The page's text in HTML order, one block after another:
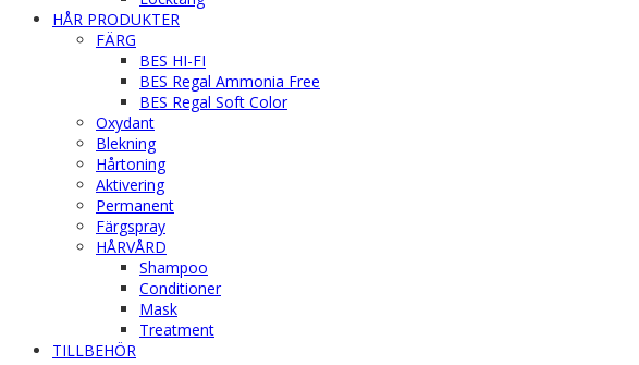
HÅR PRODUKTER
FÄRG
BES HI-FI
BES Regal Ammonia Free
BES Regal Soft Color
Oxydant
Blekning
Hårtoning
Aktivering
Permanent
Färgspray
HÅRVÅRD
Shampoo
Conditioner
Mask
Treatment
TILLBEHÖR